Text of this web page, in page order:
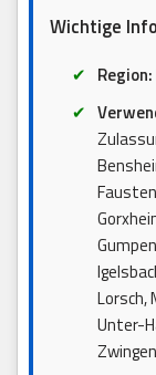
Wichtige
Region:
Lorsch,
Unter-